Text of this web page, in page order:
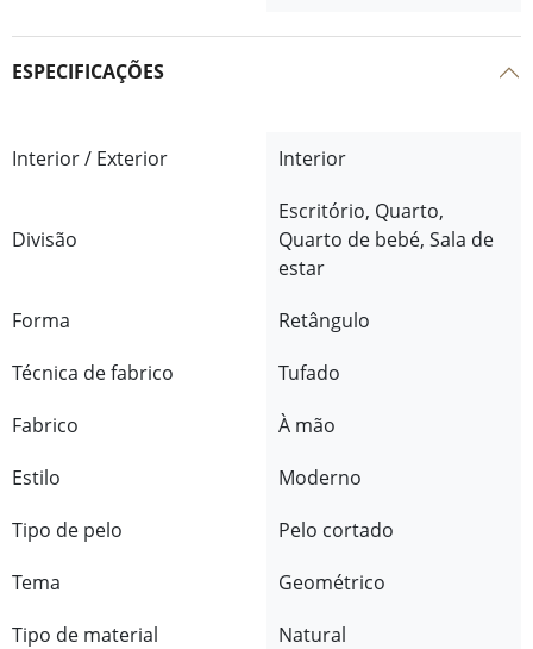
ESPECIFICAÇÕES
Interior / Exterior Interior
Divisão
Escritório, Quarto,
Quarto de bebé, Sala de
estar
Forma
Retângulo
Técnica de fabrico
Tufado
Fabrico
À mão
Estilo
Moderno
Tipo de pelo
Pelo cortado
Tema
Geométrico
Tipo de material
Natural